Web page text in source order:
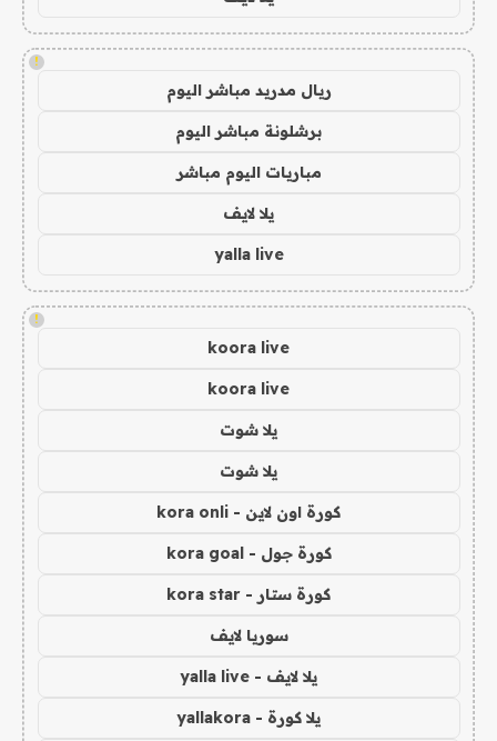
!
ريال مدريد مباشر اليوم
برشلونة مباشر اليوم
مباريات اليوم مباشر
يلا لايف
yalla live
!
koora live
koora live
يلا شوت
يلا شوت
كورة اون لاين - kora onli
كورة جول - kora goal
كورة ستار - kora star
سوريا لايف
يلا لايف - yalla live
يلا كورة - yallakora